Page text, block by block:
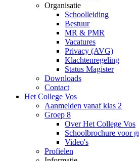
Organisatie
Schoolleiding
Bestuur
MR & PMR
Vacatures
Privacy (AVG)
Klachtenregeling
Status Magister
Downloads
Contact
Het College Vos
Aanmelden vanaf klas 2
Groep 8
Over Het College Vos
Schoolbrochure voor
Video's
Profielen